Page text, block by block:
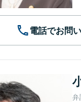
電話でお問
弁